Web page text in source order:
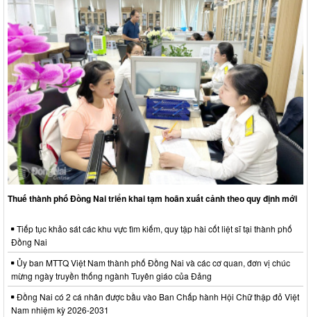
Thuế thành phố Đồng Nai triển khai tạm hoãn xuất cảnh theo quy định mới
Tiếp tục khảo sát các khu vực tìm kiếm, quy tập hài cốt liệt sĩ tại thành phố
Đồng Nai
Ủy ban MTTQ Việt Nam thành phố Đồng Nai và các cơ quan, đơn vị chúc
mừng ngày truyền thống ngành Tuyên giáo của Đảng
Đồng Nai có 2 cá nhân được bầu vào Ban Chấp hành Hội Chữ thập đỏ Việt
Nam nhiệm kỳ 2026-2031